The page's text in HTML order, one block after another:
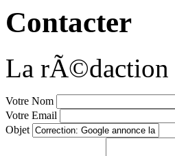
Contacter
La rÃ©daction
Votre Nom
Votre Email
Objet